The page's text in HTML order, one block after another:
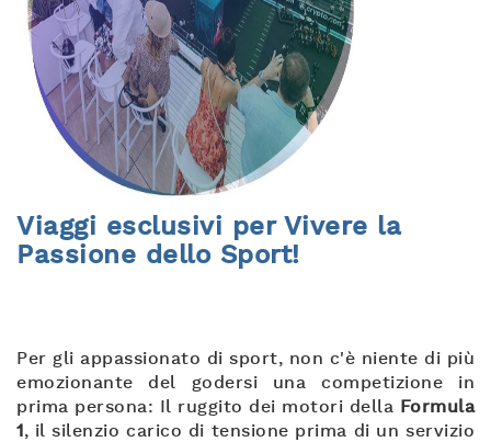
Viaggi esclusivi per Vivere la
Passione dello Sport!
Per gli appassionato di sport, non c'è niente di più
emozionante del godersi una competizione in
prima persona: Il ruggito dei motori della
Formula
1 , il silenzio carico di tensione prima di un servizio